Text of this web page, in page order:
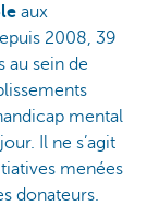
aux
2008, 39
au sein de
mental
Il ne s’agit
menées
donateurs.